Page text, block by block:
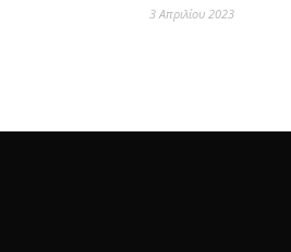
3 Απριλίου 2023